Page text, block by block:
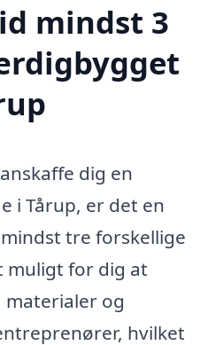
mindst 3
dig en
i Tårup, er det en
tre forskellige
muligt for dig at
materialer og
hvilket